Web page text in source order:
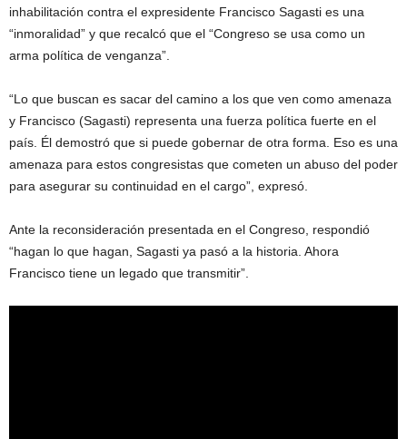
inhabilitación contra el expresidente Francisco Sagasti es una
“inmoralidad” y que recalcó que el “Congreso se usa como un
arma política de venganza”.
“Lo que buscan es sacar del camino a los que ven como amenaza
y Francisco (Sagasti) representa una fuerza política fuerte en el
país. Él demostró que si puede gobernar de otra forma. Eso es una
amenaza para estos congresistas que cometen un abuso del poder
para asegurar su continuidad en el cargo”, expresó.
Ante la reconsideración presentada en el Congreso, respondió
“hagan lo que hagan, Sagasti ya pasó a la historia. Ahora
Francisco tiene un legado que transmitir”.